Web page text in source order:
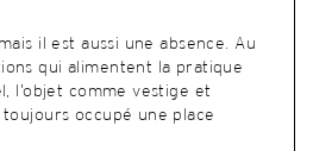
il est aussi une absence. Au
qui alimentent la pratique
l’objet comme vestige et
occupé une place